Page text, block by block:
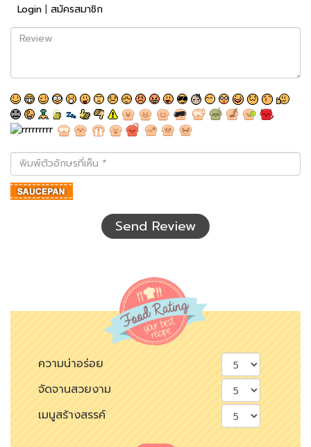
Login | สมัครสมาชิก
Review
พิมพ์
ตัว
อักษร
ที่
Send Review
ความน่าอร่อย
จัดจานสวยงาม
เมนูสร้างสรรค์